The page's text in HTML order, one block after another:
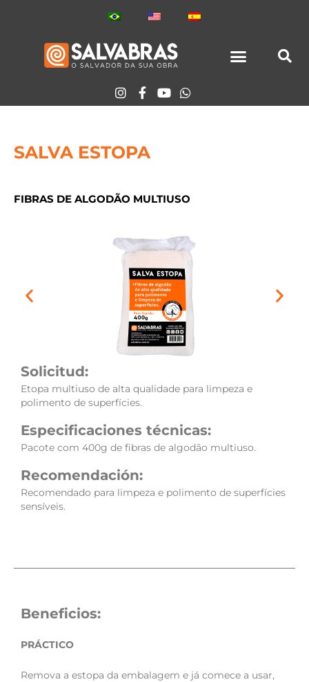
SALVA ESTOPA
FIBRAS DE ALGODÃO MULTIUSO
Solicitud:
Etopa multiuso de alta qualidade para limpeza e
polimento de superfícies.
Especificaciones técnicas:
Pacote com 400g de fibras de algodão multiuso.
Recomendación:
Recomendado para limpeza e polimento de superfícies
sensíveis.
Beneficios:
PRÁCTICO
Remova a estopa da embalagem e já comece a usar,